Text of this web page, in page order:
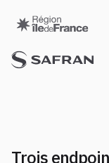
Trois